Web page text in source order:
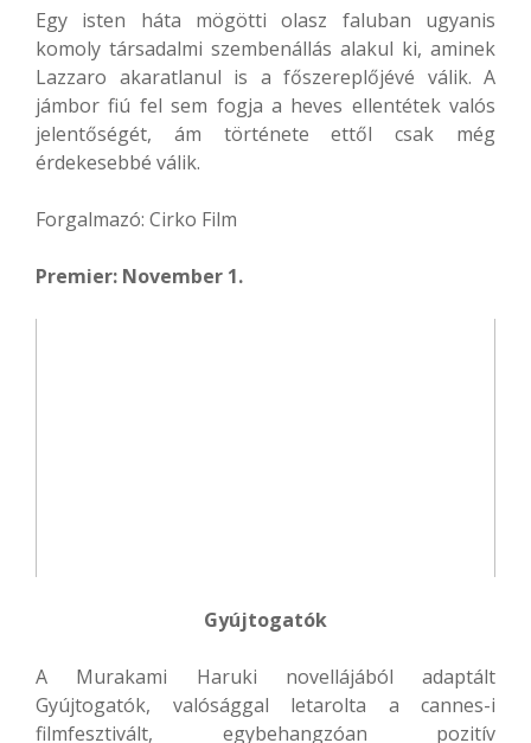
Egy isten háta mögötti olasz faluban ugyanis
komoly társadalmi szembenállás alakul ki, aminek
Lazzaro akaratlanul is a főszereplőjévé válik. A
jámbor fiú fel sem fogja a heves ellentétek valós
jelentőségét, ám története ettől csak még
érdekesebbé válik.
Forgalmazó: Cirko Film
Premier: November 1.
Gyújtogatók
A Murakami Haruki novellájából adaptált
Gyújtogatók, valósággal letarolta a cannes-i
filmfesztivált, egybehangzóan pozitív